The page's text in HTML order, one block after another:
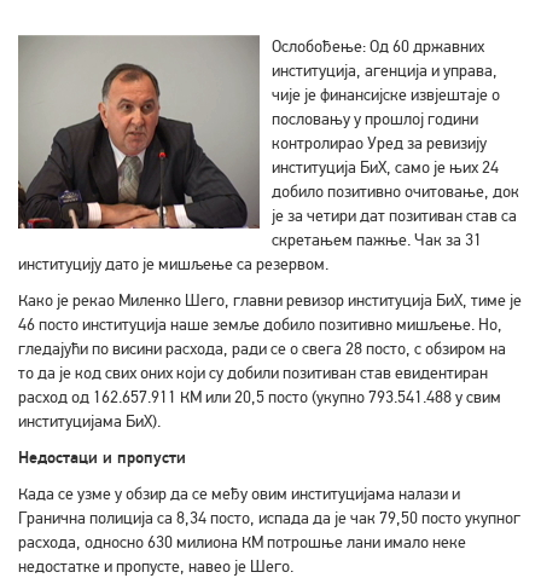
Ослобођење: Од 60 државних
институција, агенција и управа,
чије је финансијске извјештаје о
пословању у прошлој години
контролирао Уред за ревизију
институција БиХ, само је њих 24
добило позитивно очитовање, док
је за четири дат позитиван став са
скретањем пажње. Чак за 31
институцију дато је мишљење са резервом.
Како је рекао Миленко Шего, главни ревизор институција БиХ, тиме је
46 посто институција наше земље добило позитивно мишљење. Но,
гледајући по висини расхода, ради се о свега 28 посто, с обзиром на
то да је код свих оних који су добили позитиван став евидентиран
расход од 162.657.911 КМ или 20,5 посто (укупно 793.541.488 у свим
институцијама БиХ).
Недостаци и пропусти
Када се узме у обзир да се међу овим институцијама налази и
Гранична полиција са 8,34 посто, испада да је чак 79,50 посто укупног
расхода, односно 630 милиона КМ потрошње лани имало неке
недостатке и пропусте, навео је Шего.